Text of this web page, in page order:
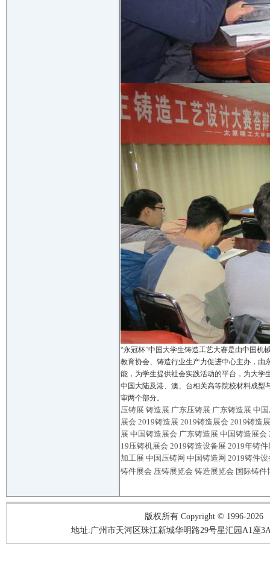
“永冠杯”中国大学生铸造工艺大赛是由中国
教育协会、铸造行业生产力促进中心主办，由
能，为学生提供社会实践活动的平台，为大学
中国大陆及港、澳、台相关高等院校材料成型
审两个部分。
压铸展 铸造展 广东压铸展 广东铸造展 中
展会 2019铸造展 2019铸造展会 2019铸造
展 中国铸造展会 广东铸造展 中国铸造展
19压铸机展会 2019铸造设备展 2019年铸
加工展 中国压铸网 中国铸造网 2019铸件
铸件展会 压铸展览会 铸造展览会 国际铸件
版权所有 Copyright © 1996-2026
地址:广州市天河区珠江新城华明路29号星汇园A1座